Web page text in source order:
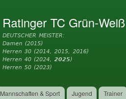
Ratinger TC Grün-
DEUTSCHER MEISTER:
Damen (2015)
Herren 30 (2014, 2015, 2016)
Herren 40 (2024,2025)
Herren 50 (2023)
Mannschaften & Sport Jugend Trainer